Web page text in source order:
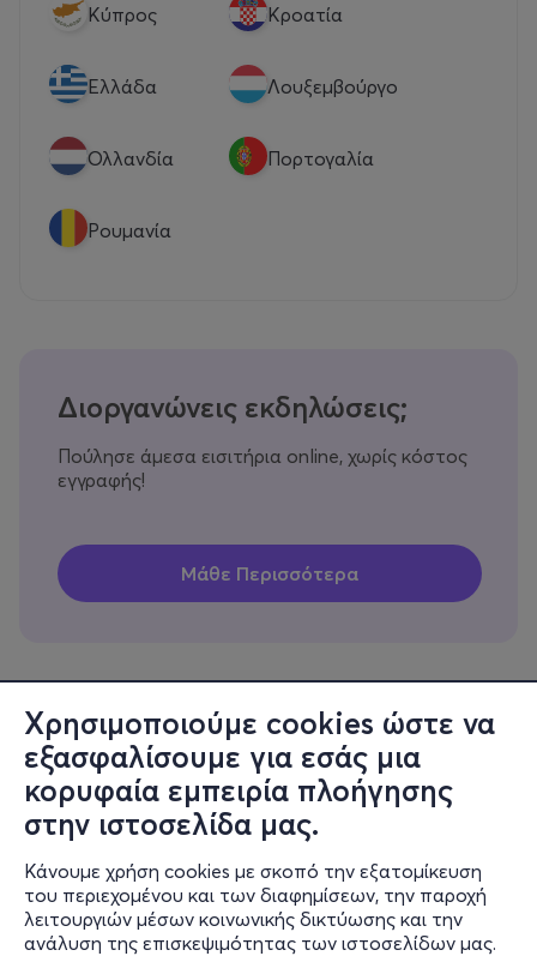
Χρησιμοποιούμε cookies ώστε να
εξασφαλίσουμε για εσάς μια
κορυφαία εμπειρία πλοήγησης
στην ιστοσελίδα μας.
Κάνουμε χρήση cookies με σκοπό την εξατομίκευση
του περιεχομένου και των διαφημίσεων, την παροχή
λειτουργιών μέσων κοινωνικής δικτύωσης και την
ανάλυση της επισκεψιμότητας των ιστοσελίδων μας.
Κύπρος Κροατία
Eλλάδα Λουξεμβούργο
Ολλανδία Πορτογαλία
Ρουμανία
Διοργανώνεις εκδηλώσεις;
Πούλησε άμεσα εισιτήρια online, χωρίς κόστος
εγγραφής!
Πληροφορίες
Υποστήριξη
Stay Connected